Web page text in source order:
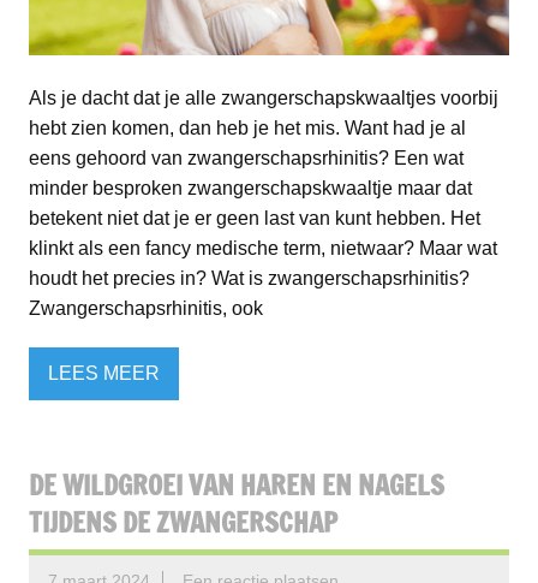
Als je dacht dat je alle zwangerschapskwaaltjes voorbij
hebt zien komen, dan heb je het mis. Want had je al
eens gehoord van zwangerschapsrhinitis? Een wat
minder besproken zwangerschapskwaaltje maar dat
betekent niet dat je er geen last van kunt hebben. Het
klinkt als een fancy medische term, nietwaar? Maar wat
houdt het precies in? Wat is zwangerschapsrhinitis?
Zwangerschapsrhinitis, ook
LEES MEER
DE WILDGROEI VAN HAREN EN NAGELS
TIJDENS DE ZWANGERSCHAP